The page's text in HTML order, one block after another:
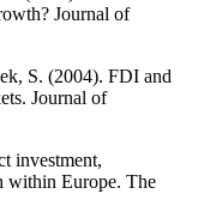
Journal of
S. (2004). FDI and
Journal of
investment,
within Europe. The